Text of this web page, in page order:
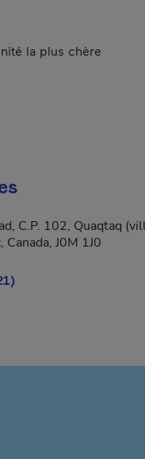
la plus chère
C.P. 102, Quaqtaq
J0M 1J0